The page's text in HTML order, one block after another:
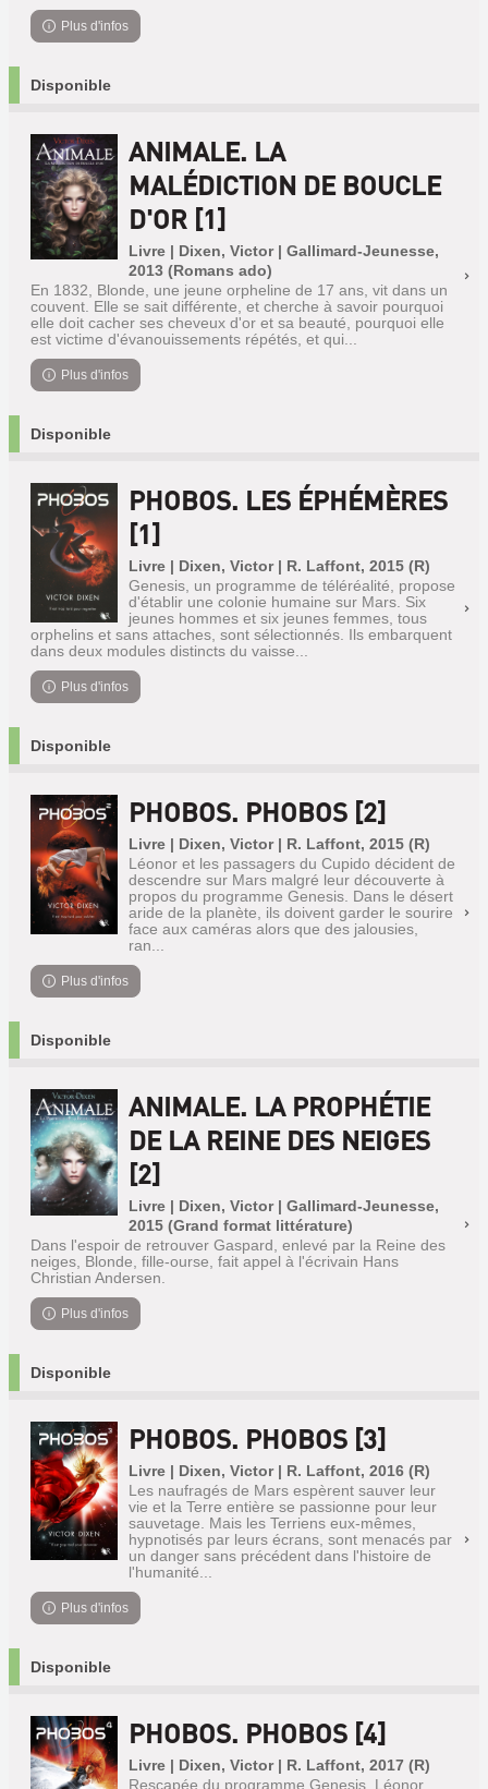
Plus d'infos
Disponible
ANIMALE. LA
MALÉDICTION DE BOUCLE
D'OR [1]
Livre | Dixen, Victor | Gallimard-Jeunesse,
2013 (Romans ado)
En 1832, Blonde, une jeune orpheline de 17 ans, vit dans un
couvent. Elle se sait différente, et cherche à savoir pourquoi
elle doit cacher ses cheveux d'or et sa beauté, pourquoi elle
est victime d'évanouissements répétés, et qui...
Plus d'infos
Disponible
PHOBOS. LES ÉPHÉMÈRES
[1]
Livre | Dixen, Victor | R. Laffont, 2015 (R)
Genesis, un programme de téléréalité, propose
d'établir une colonie humaine sur Mars. Six
jeunes hommes et six jeunes femmes, tous
orphelins et sans attaches, sont sélectionnés. Ils embarquent
dans deux modules distincts du vaisse...
Plus d'infos
Disponible
PHOBOS. PHOBOS [2]
Livre | Dixen, Victor | R. Laffont, 2015 (R)
Léonor et les passagers du Cupido décident de
descendre sur Mars malgré leur découverte à
propos du programme Genesis. Dans le désert
aride de la planète, ils doivent garder le sourire
face aux caméras alors que des jalousies,
ran...
Plus d'infos
Disponible
ANIMALE. LA PROPHÉTIE
DE LA REINE DES NEIGES
[2]
Livre | Dixen, Victor | Gallimard-Jeunesse,
2015 (Grand format littérature)
Dans l'espoir de retrouver Gaspard, enlevé par la Reine des
neiges, Blonde, fille-ourse, fait appel à l'écrivain Hans
Christian Andersen.
Plus d'infos
Disponible
PHOBOS. PHOBOS [3]
Livre | Dixen, Victor | R. Laffont, 2016 (R)
Les naufragés de Mars espèrent sauver leur
vie et la Terre entière se passionne pour leur
sauvetage. Mais les Terriens eux-mêmes,
hypnotisés par leurs écrans, sont menacés par
un danger sans précédent dans l'histoire de
l'humanité...
Plus d'infos
Disponible
PHOBOS. PHOBOS [4]
Livre | Dixen, Victor | R. Laffont, 2017 (R)
Rescapée du programme Genesis, Léonor